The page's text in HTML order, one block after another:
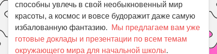
способны увлечь в свой необыкновенный мир
красоты, а космос и вовсе будоражит даже самую
избалованную фантазию. Мы предлагаем вам уже
готовые доклады и презентации по всем темам
окружающего мира для начальной школы.